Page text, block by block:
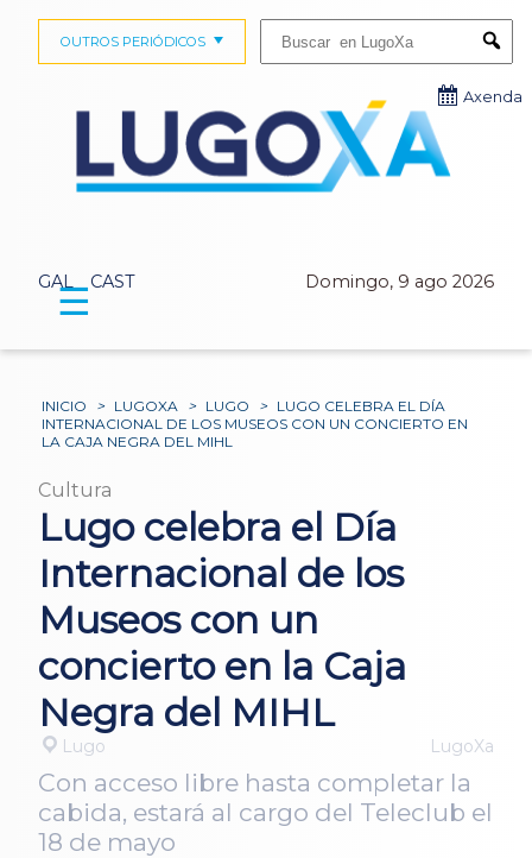
GAL CAST Domingo, 9 ago 2026
OUTROS PERIÓDICOS
Axenda
☰
INICIO > LUGOXA > LUGO > LUGO CELEBRA EL DÍA
INTERNACIONAL DE LOS MUSEOS CON UN CONCIERTO EN
LA CAJA NEGRA DEL MIHL
Cultura
Lugo celebra el Día
Internacional de los
Museos con un
concierto en la Caja
Negra del MIHL
Lugo LugoXa
Con acceso libre hasta completar la
cabida, estará al cargo del Teleclub el
18 de mayo